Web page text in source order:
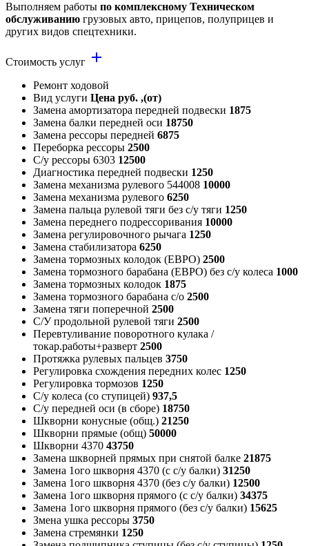
Выполняем работы по комплексному Техническом
обслуживанию грузовых авто, прицепов, полуприцев и
других видов спецтехники.
Стоимость услуг add
Ремонт ходовой
Вид услуги Цена руб. ,(от)
Замена амортизатора передней подвески 1875
Замена балки передней оси 18750
Замена рессоры передней 6875
Переборка рессоры 2500
С/у рессоры 6303 12500
Диагностика передней подвески 1250
Замена механизма рулевого 544008 10000
Замена механизма рулевого 6250
Замена пальца рулевой тяги без с/у тяги 1250
Замена переднего подрессоривания 10000
Замена регулировочного рычага 1250
Замена стабилизатора 6250
Замена тормозных колодок (ЕВРО) 2500
Замена тормозного барабана (ЕВРО) без с/у колеса 1000
Замена тормозных колодок 1875
Замена тормозного барабана с/о 2500
Замена тяги поперечной 2500
С/У продольной рулевой тяги 2500
Перевтуливание поворотного кулака /
токар.работы+разверт 2500
Протяжка рулевых пальцев 3750
Регулировка схождения передних колес 1250
Регулировка тормозов 1250
С/у колеса (со ступицей) 937,5
С/у передней оси (в сборе) 18750
Шкворни конусные (общ.) 21250
Шкворни прямые (общ) 50000
Шкворни 4370 43750
Замена шкворней прямых при снятой балке 21875
Замена 1ого шкворня 4370 (с с/у балки) 31250
Замена 1ого шкворня 4370 (без с/у балки) 12500
Замена 1ого шкворня прямого (с с/у балки) 34375
Замена 1ого шкворня прямого (без с/у балки) 15625
Змена ушка рессоры 3750
Замена стремянки 1250